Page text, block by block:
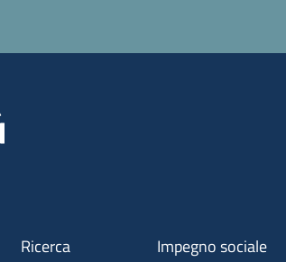
Ricerca Impegno sociale